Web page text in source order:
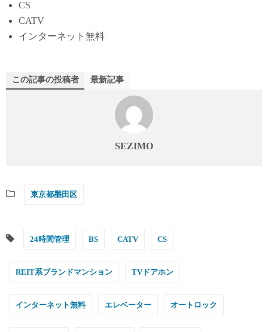
CS
CATV
インターネット無料
この記事の投稿者 最新記事
SEZIMO
東京都墨田区
24時間管理 BS CATV CS
REIT系ブランドマンション TVドアホン
インターネット無料 エレベーター オートロック